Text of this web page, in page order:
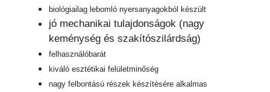
biológiailag lebomló nyersanyagokból készült
jó mechanikai tulajdonságok (nagy
keménység és szakítószilárdság)
felhasználóbarát
kiváló esztétikai felületminőség
nagy felbontású részek készítésére alkalmas